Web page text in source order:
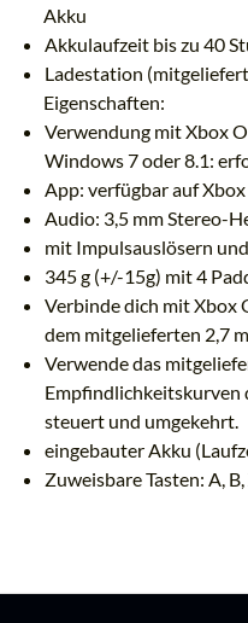
Akku
Akkulaufzeit bis zu 40
Ladestation
Eigenschaften:
Verwendung mit Xbox
Windows 7 oder 8.1:
App: verfügbar auf
Audio: 3,5 mm Stereo-
mit Impulsauslösern
345 g (+/-15g) mit 4
Verbinde dich mit Xbox
dem mitgelieferten 2,7
Verwende das
Empfindlichkeitskurven
steuert und umgekehrt.
eingebauter Akku
Zuweisbare Tasten: A,